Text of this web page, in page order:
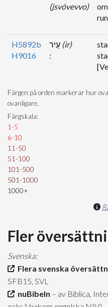
(jsvóvevvo)
H5892b
H9016
(ir)
Färgen på orden markerar hur
ovanligare.
Färgskala:
1-5
6-10
11-50
51-100
101-500
501-1000
1000+
Fler
Svenska:
Flera svenska
SFB15, SVL
nuBibeln – av Biblica,